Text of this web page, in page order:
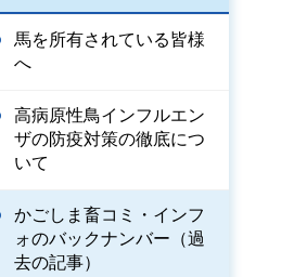
馬を所有されている皆様
へ
高病原性鳥インフルエン
ザの防疫対策の徹底につ
いて
かごしま畜コミ・インフ
ォのバックナンバー（過
去の記事）